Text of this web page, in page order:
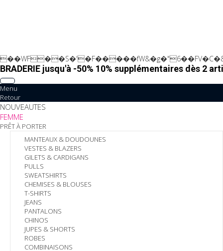
BRADERIE jusqu'à -50% 10% supplémentaires dès 2
Menu
Retour
NOUVEAUTES
FEMME
PRÊT À PORTER
MANTEAUX & DOUDOUNES
VESTES & BLAZERS
GILETS & CARDIGANS
PULLS
SWEATSHIRTS
CHEMISES & BLOUSES
T-SHIRTS
JEANS
PANTALONS
CHINOS
JUPES & SHORTS
ROBES
COMBINAISONS